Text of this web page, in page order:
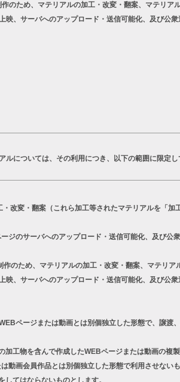
ため、マテリアルの加工・改変・翻案、マテリアル
、サーバへのアップロード・送信可能化、及び公衆
については、その利用につき、以下の範囲に限定
変・翻案（これら加工等されたマテリアルを「加
のサーバへのアップロード・送信可能化、及び公
ため、マテリアルの加工・改変・翻案、マテリア
、サーバへのアップロード・送信可能化、及び公衆
ページまたは動画とは別個独立した形態で、譲渡
物を含んで作成したWEBページまたは動画の複製
動画会員作品とは別個独立した形態で利用させないも
てはならないものとします。